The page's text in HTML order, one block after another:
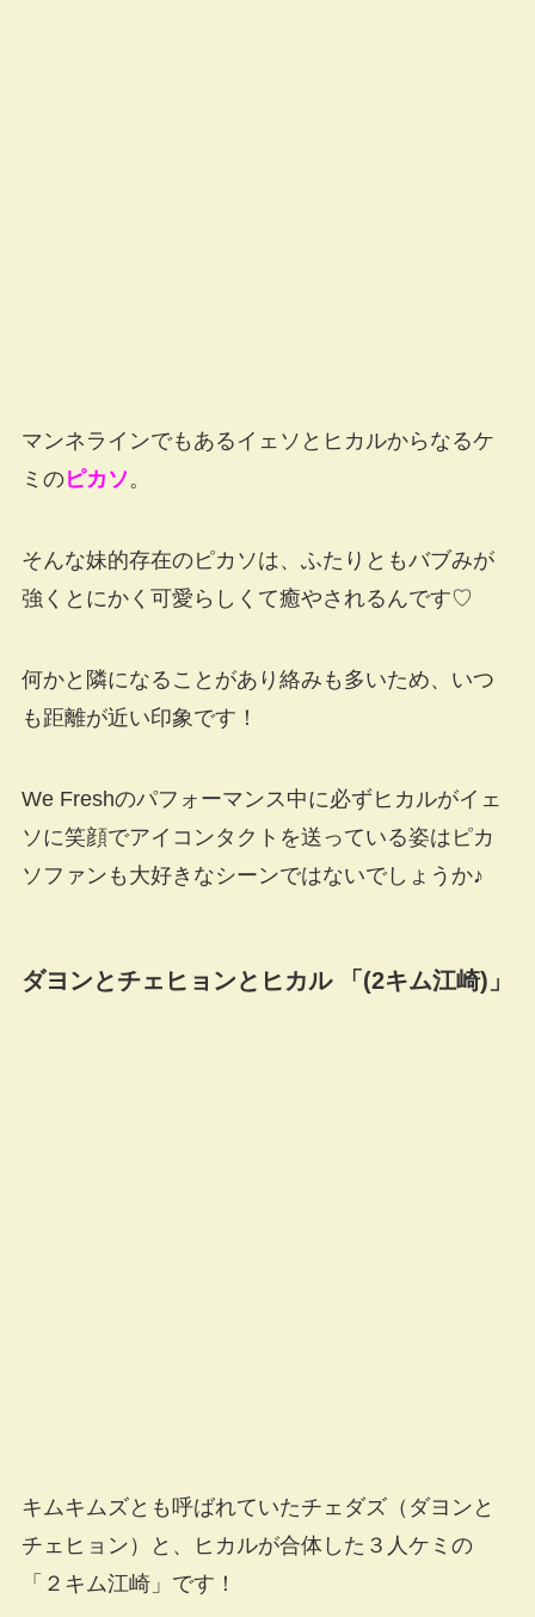
マンネラインでもあるイェソとヒカルからなるケ
ミのピカソ。
そんな妹的存在のピカソは、ふたりともバブみが
強くとにかく可愛らしくて癒やされるんです♡
何かと隣になることがあり絡みも多いため、いつ
も距離が近い印象です！
We Freshのパフォーマンス中に必ずヒカルがイェ
ソに笑顔でアイコンタクトを送っている姿はピカ
ソファンも大好きなシーンではないでしょうか♪
ダヨンとチェヒョンとヒカル 「(2キム江崎)」
キムキムズとも呼ばれていたチェダズ（ダヨンと
チェヒョン）と、ヒカルが合体した３人ケミの
「２キム江崎」です！